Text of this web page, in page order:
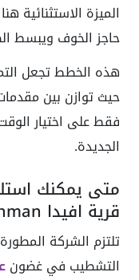
الميزة الاستثنائية
حاجز الخوف ويبسط
هذه الخطط تجعل
حيث توازن بين
فقط على اختيار
الجديدة.
متى يمكنك
قرية افيدا Sidi Abdel Rahman؟
تلتزم الشركة
التشطيب في غضون